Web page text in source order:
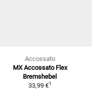
Accossato
MX Accossato Flex
Bremshebel
33,99 €1